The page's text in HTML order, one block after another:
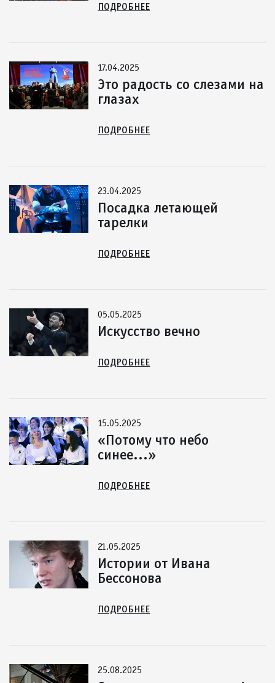
ПОДРОБНЕЕ
17.04.2025
Это радость со слезами на
глазах
ПОДРОБНЕЕ
23.04.2025
Посадка летающей
тарелки
ПОДРОБНЕЕ
05.05.2025
Искусство вечно
ПОДРОБНЕЕ
15.05.2025
«Потому что небо
синее...»
ПОДРОБНЕЕ
21.05.2025
Истории от Ивана
Бессонова
ПОДРОБНЕЕ
25.08.2025